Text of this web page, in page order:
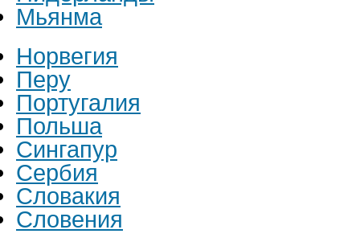
Мьянма
Норвегия
Перу
Португалия
Польша
Сингапур
Сербия
Словакия
Словения